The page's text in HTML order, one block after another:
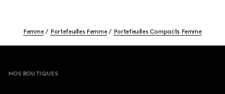
Femme Portefeuilles Femme Portefeuilles Compacts Femme
NOS BOUTIQUES